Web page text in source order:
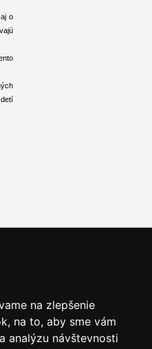
na zlepšenie
na to, aby sme vám
analýzu návštevnosti
o